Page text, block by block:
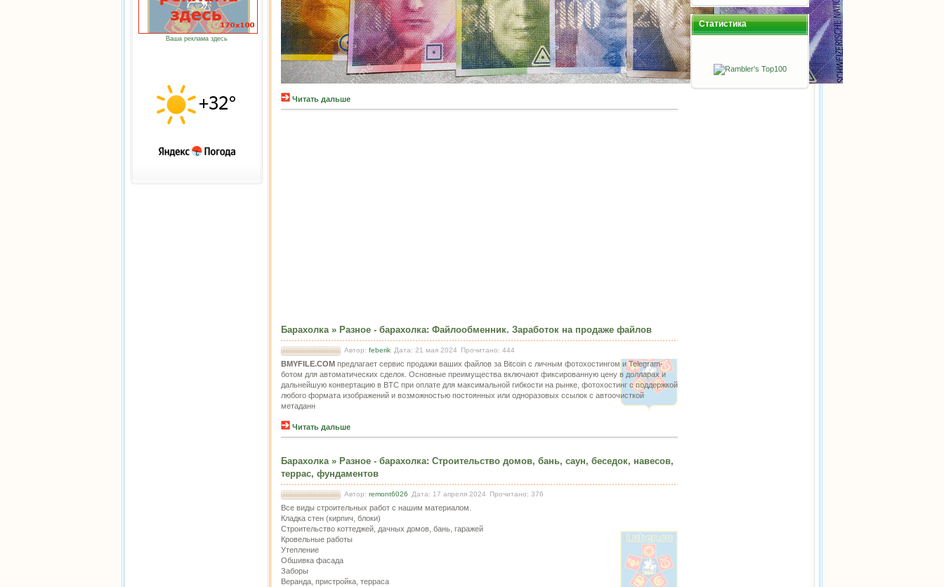
Ваша реклама здесь
Читать дальше
Барахолка» Разное - барахолка: Файлообменник. Заработок на продаже файлов
Автор: feberik Дата: 21 мая 2024 Прочитано: 444
BMYFILE.COM предлагает сервис продажи ваших файлов за Bitcoin с личным фотохостингом и Telegram-
ботом для автоматических сделок. Основные преимущества включают фиксированную цену в долларах и
дальнейшую конвертацию в BTC при оплате для максимальной гибкости на рынке, фотохостинг с поддержкой
любого формата изображений и возможностью постоянных или одноразовых ссылок с автоочисткой
метаданн
Читать дальше
Барахолка» Разное - барахолка: Строительство домов, бань, саун, беседок, навесов,
террас, фундаментов
Автор: remont6026 Дата: 17 апреля 2024 Прочитано: 376
Все виды строительных работ с нашим материалом.
Кладка стен (кирпич, блоки)
Строительство коттеджей, дачных домов, бань, гаражей
Кровельные работы
Утепление
Обшивка фасада
Заборы
Веранда, пристройка, терраса
Статистика